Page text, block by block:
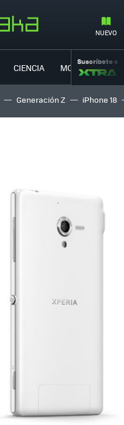
NUEVO
CIENCIA MOVILIDAD
Suscríbete a
Generación Z iPhone 18